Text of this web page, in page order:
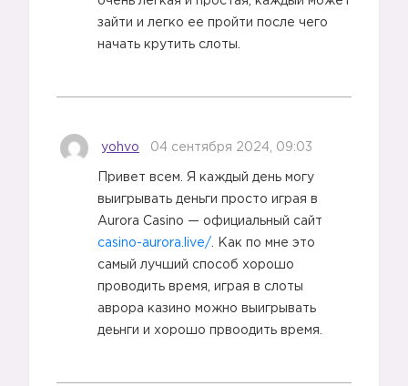
зайти и легко ее пройти после чего
начать крутить слоты.
yohvo 04 сентября 2024, 09:03
Привет всем. Я каждый день могу
выигрывать деньги просто играя в
Aurora Casino — официальный сайт
casino-aurora.live/ . Как по мне это
самый лучший способ хорошо
проводить время, играя в слоты
аврора казино можно выигрывать
деьнги и хорошо првоодить время.